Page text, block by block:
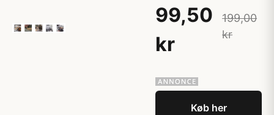
99,50
kr
199,00
kr
Køb her